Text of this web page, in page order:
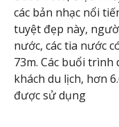
các bản nhạc nổi
tuyệt đẹp này,
nước, các tia nước
73m. Các buổi
khách du lịch, hơn
được sử dụng